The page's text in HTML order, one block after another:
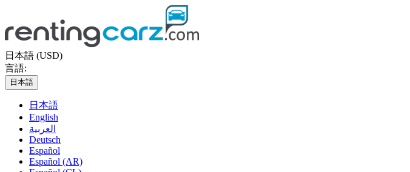
日本語 (USD)
言語:
日本語
日本語
English
العربية
Deutsch
Español
Español (AR)